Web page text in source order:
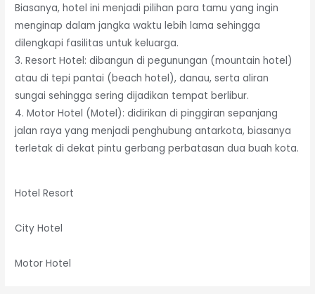
Biasanya, hotel ini menjadi pilihan para tamu yang ingin
menginap dalam jangka waktu lebih lama sehingga
dilengkapi fasilitas untuk keluarga.
3. Resort Hotel: dibangun di pegunungan (mountain hotel)
atau di tepi pantai (beach hotel), danau, serta aliran
sungai sehingga sering dijadikan tempat berlibur.
4. Motor Hotel (Motel): didirikan di pinggiran sepanjang
jalan raya yang menjadi penghubung antarkota, biasanya
terletak di dekat pintu gerbang perbatasan dua buah kota.
Hotel Resort
City Hotel
Motor Hotel